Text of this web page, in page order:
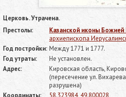
Церковь. Утрачена.
Престолы:
Казанской иконы
архиепископа
Год постройки: Между 1771 и 1777.
Год утраты:
Не установлен.
Адрес:
Кировская область,
(пересечение ул.
разрушена)
Координаты:
58.323984, 49.800028